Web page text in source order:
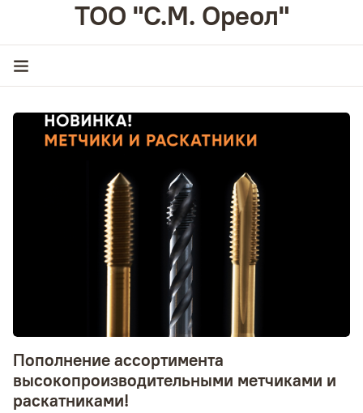
ТОО "С.М. Ореол"
Пополнение ассортимента
высокопроизводительными метчиками и
раскатниками!